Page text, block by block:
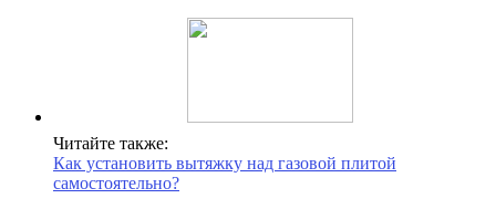
Читайте также:
Как установить вытяжку над газовой плитой
самостоятельно?